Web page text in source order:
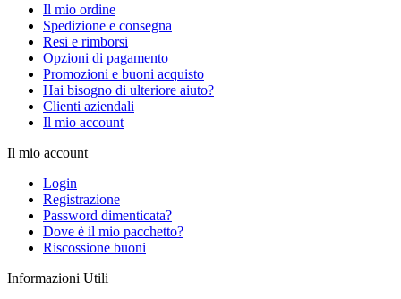
Il mio ordine
Spedizione e consegna
Resi e rimborsi
Opzioni di pagamento
Promozioni e buoni acquisto
Hai bisogno di ulteriore aiuto?
Clienti aziendali
Il mio account
Il mio account
Login
Registrazione
Password dimenticata?
Dove è il mio pacchetto?
Riscossione buoni
Informazioni Utili